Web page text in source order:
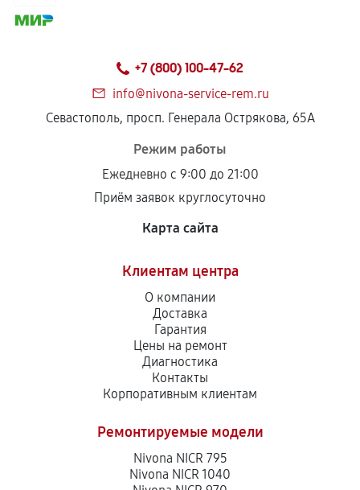
+7 (800) 100-47-62
info@nivona-service-rem.ru
Севастополь, просп. Генерала Острякова, 65А
Режим работы
Ежедневно с 9:00 до 21:00
Приём заявок круглосуточно
Карта сайта
Клиентам центра
О компании
Доставка
Гарантия
Цены на ремонт
Диагностика
Контакты
Корпоративным клиентам
Ремонтируемые модели
Nivona NICR 795
Nivona NICR 1040